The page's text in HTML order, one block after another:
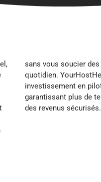
des revenus sécurisés.